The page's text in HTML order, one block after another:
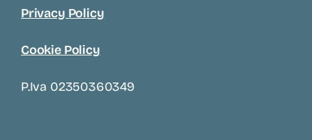
Privacy Policy
Cookie Policy
P.iva 02350360349